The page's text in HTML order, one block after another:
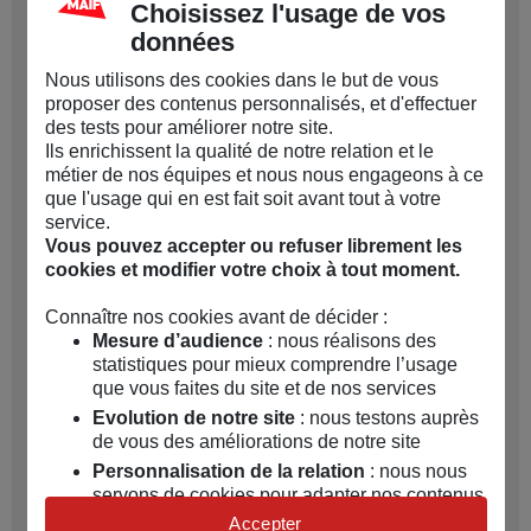
mutuelle freelance ?
plusieurs critères :
L’âge de l’assuré: Plus l'assuré est âgé,
plus la cotisation est élevée.
Les garanties choisies
garanties plus élevé entraîne une cotisation
Le statut familial: Couvrir le conjoint et/ou
les enfants augmente le tarif, qui dépend
aussi du nombre et de l’âge des personnes à
assurer.
Le lieu de résidence : Les tarifs peuvent
Choisissez l'usage de vos
données
Nous utilisons des cookies dans le but de vous
proposer des contenus personnalisés, et d'effectuer
des tests pour améliorer notre site.
Ils enrichissent la qualité de notre relation et le
métier de nos équipes et nous nous engageons à ce
que l'usage qui en est fait soit avant tout à votre
service.
Vous pouvez accepter ou refuser librement les
cookies et modifier votre choix à tout moment.
Connaître nos cookies avant de décider :
Mesure d’audience: nous réalisons des
statistiques pour mieux comprendre l’usage
que vous faites du site et de nos services
Evolution de notre site: nous testons auprès
de vous des améliorations de notre site
Personnalisation de la relation : nous nous
servons de cookies pour adapter nos contenus
et personnaliser nos offres
Accepter